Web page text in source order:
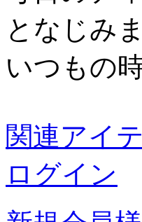
となじみ
いつもの
関連アイ
ログイン